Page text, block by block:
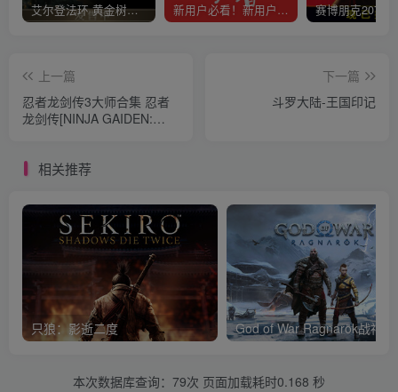
艾尔登法环 黄金树幽影 新用户必看！新用户必看！新用户必看！！！
上一篇
忍者龙剑传3大师合集 忍者
龙剑传[NINJA GAIDEN:
下一篇
斗罗大陆-王国印记
相关推荐
只狼：影逝二度
本次数据库查询：79次 页面加载耗时0.168 秒